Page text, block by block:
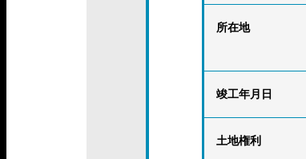
所在地
竣工年月日
土地権利